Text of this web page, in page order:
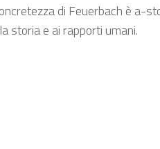
di Feuerbach è a-
storia e ai rapporti umani.